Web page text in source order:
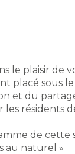
le plaisir de
placé sous le
et du
les résidents
de cette
au naturel »